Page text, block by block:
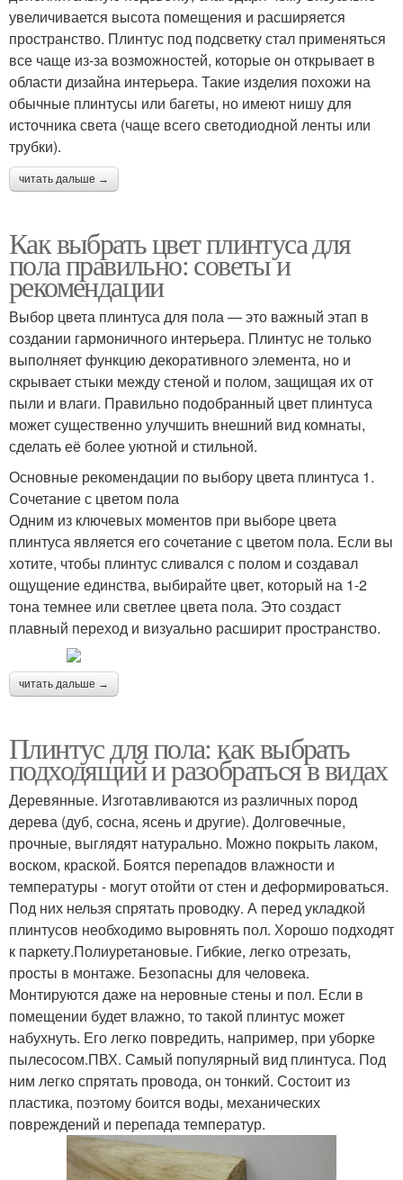
увеличивается высота помещения и расширяется
пространство. Плинтус под подсветку стал применяться
все чаще из-за возможностей, которые он открывает в
области дизайна интерьера. Такие изделия похожи на
обычные плинтусы или багеты, но имеют нишу для
источника света (чаще всего светодиодной ленты или
трубки).
читать дальше →
Как выбрать цвет плинтуса для
пола правильно: советы и
рекомендации
Выбор цвета плинтуса для пола — это важный этап в
создании гармоничного интерьера. Плинтус не только
выполняет функцию декоративного элемента, но и
скрывает стыки между стеной и полом, защищая их от
пыли и влаги. Правильно подобранный цвет плинтуса
может существенно улучшить внешний вид комнаты,
сделать её более уютной и стильной.
Основные рекомендации по выбору цвета плинтуса 1.
Сочетание с цветом пола
Одним из ключевых моментов при выборе цвета
плинтуса является его сочетание с цветом пола. Если вы
хотите, чтобы плинтус сливался с полом и создавал
ощущение единства, выбирайте цвет, который на 1-2
тона темнее или светлее цвета пола. Это создаст
плавный переход и визуально расширит пространство.
читать дальше →
Плинтус для пола: как выбрать
подходящий и разобраться в видах
Деревянные. Изготавливаются из различных пород
дерева (дуб, сосна, ясень и другие). Долговечные,
прочные, выглядят натурально. Можно покрыть лаком,
воском, краской. Боятся перепадов влажности и
температуры - могут отойти от стен и деформироваться.
Под них нельзя спрятать проводку. А перед укладкой
плинтусов необходимо выровнять пол. Хорошо подходят
к паркету.Полиуретановые. Гибкие, легко отрезать,
просты в монтаже. Безопасны для человека.
Монтируются даже на неровные стены и пол. Если в
помещении будет влажно, то такой плинтус может
набухнуть. Его легко повредить, например, при уборке
пылесосом.ПВХ. Самый популярный вид плинтуса. Под
ним легко спрятать провода, он тонкий. Состоит из
пластика, поэтому боится воды, механических
повреждений и перепада температур.